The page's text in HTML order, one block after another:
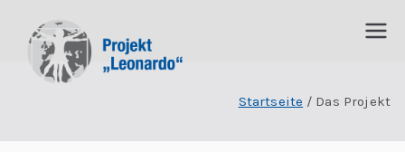
Startseite Das Projekt